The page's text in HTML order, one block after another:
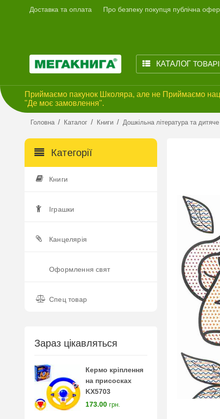
Доставка та оплата Про безпеку покупця публічна
КАТАЛОГ
Приймаємо пакунок Школяра, але не Приймаємо
"Де моє замовлення".
Головна / Каталог / Книги / Дошкільна література та
Категорії
Книги
Іграшки
Канцелярія
Оформлення свят
Спец товар
Зараз цікавляться
Кермо кріплення
на присосках
KX5703
173.00 грн.